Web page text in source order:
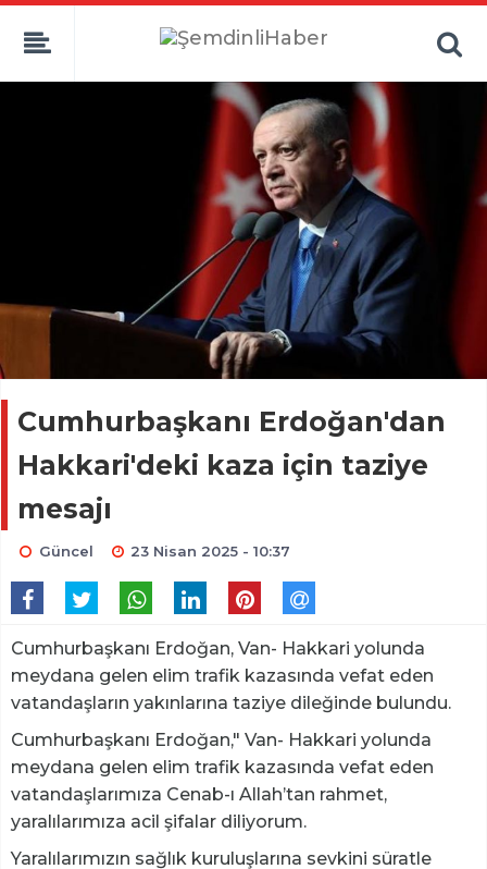
Cumhurbaşkanı Erdoğan'dan
Hakkari'deki kaza için taziye
mesajı
Güncel 23 Nisan 2025 - 10:37
Cumhurbaşkanı Erdoğan, Van- Hakkari yolunda
meydana gelen elim trafik kazasında vefat eden
vatandaşların yakınlarına taziye dileğinde bulundu.
Cumhurbaşkanı Erdoğan," Van- Hakkari yolunda
meydana gelen elim trafik kazasında vefat eden
vatandaşlarımıza Cenab-ı Allah’tan rahmet,
yaralılarımıza acil şifalar diliyorum.
Yaralılarımızın sağlık kuruluşlarına sevkini süratle